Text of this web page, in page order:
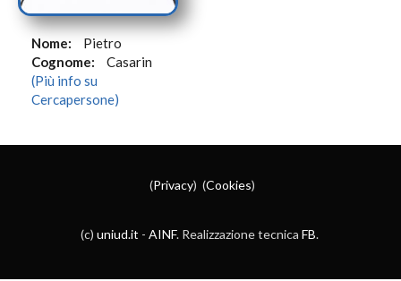
Nome:
Pietro
Cognome:
Casarin
(Più info su
Cercapersone)
(Privacy) (Cookies)
(c) uniud.it - AINF. Realizzazione tecnica FB.